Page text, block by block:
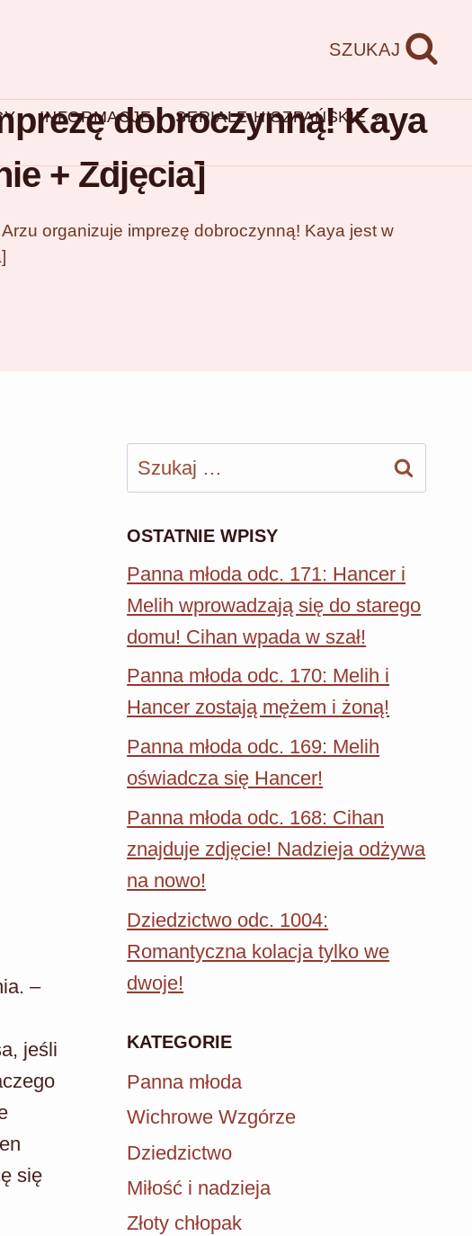
SZUKAJ
INFORMACJE
SERIALE HISZPAŃSKIE
dobroczynną! Kaya
+ Zdjęcia]
organizuje imprezę dobroczynną! Kaya jest w
–
jeśli
się
Szukaj:
OSTATNIE WPISY
Panna młoda odc. 171: Hancer i
Melih wprowadzają się do starego
domu! Cihan wpada w szał!
Panna młoda odc. 170: Melih i
Hancer zostają mężem i żoną!
Panna młoda odc. 169: Melih
oświadcza się Hancer!
Panna młoda odc. 168: Cihan
znajduje zdjęcie! Nadzieja odżywa
na nowo!
Dziedzictwo odc. 1004:
Romantyczna kolacja tylko we
dwoje!
KATEGORIE
Panna młoda
Wichrowe Wzgórze
Dziedzictwo
Miłość i nadzieja
Złoty chłopak